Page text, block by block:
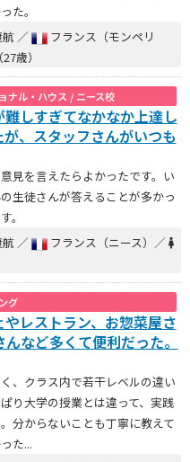
た。
／
フランス（モンペリ
歳）
ナル・ハウス / ニース校
難しすぎてなかなか上達し
が、スタッフさんがいつも
見を言えたらよかったです。い
生徒さんが答えることが多かっ
。
／
フランス（ニース）／
グ
レストラン、お惣菜屋さ
など多くて便利だった。
、クラス内で若干レベルの違い
り大学の授業とは違って、実践
分からないことも丁寧に教えて
た...